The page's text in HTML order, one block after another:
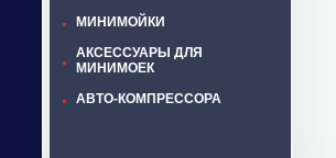
МИНИМОЙКИ
АКСЕССУАРЫ ДЛЯ
МИНИМОЕК
АВТО-КОМПРЕССОРА